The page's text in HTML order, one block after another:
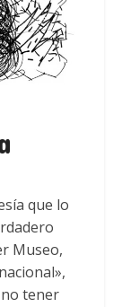
que lo
Museo,
tener